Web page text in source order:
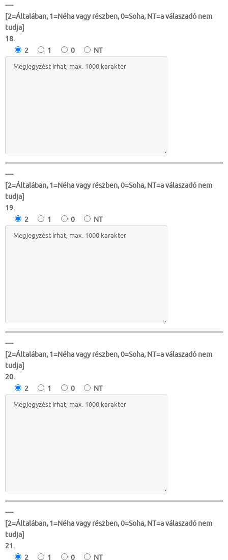
----
[2=Általában, 1=Néha vagy részben, 0=Soha, NT=a válaszadó nem
tudja]
18.
2
1 0 NT
-----------------------------------------------------------------------------------------------------------
----
[2=Általában, 1=Néha vagy részben, 0=Soha, NT=a válaszadó nem
tudja]
19.
2
1 0 NT
-----------------------------------------------------------------------------------------------------------
----
[2=Általában, 1=Néha vagy részben, 0=Soha, NT=a válaszadó nem
tudja]
20.
2
1 0 NT
-----------------------------------------------------------------------------------------------------------
----
[2=Általában, 1=Néha vagy részben, 0=Soha, NT=a válaszadó nem
tudja]
21.
2
1 0 NT